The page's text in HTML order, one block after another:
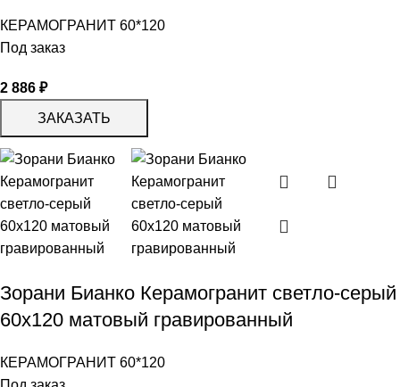
КЕРАМОГРАНИТ 60*120
Под заказ
2 886 ₽
ЗАКАЗАТЬ
Зорани Бианко Керамогранит светло-серый
60х120 матовый гравированный
КЕРАМОГРАНИТ 60*120